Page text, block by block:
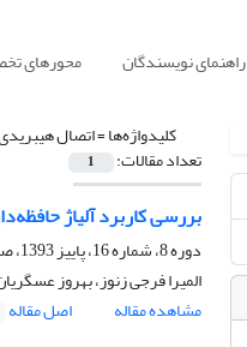
راهنمای نویسندگان محورهای
کلیدواژه‌ها =اتصال
تعداد مقالات: 1
بررسی کاربرد آلیاژ
دوره 8، شماره 16، پاییز 1393، صفحه
المیرا فرجی زنوز، بهروز
مشاهده مقاله
اصل مقاله